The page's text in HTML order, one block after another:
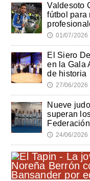
Valdesoto
fútbol para
🕔 01/07/2026
El Siero
en la Gala
de historia
🕔 27/06/2026
Nueve
superan
🕔 24/06/2026